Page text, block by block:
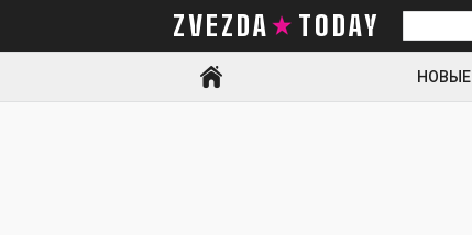
ZVEZDA TODAY
Искать
НОВЫЕ